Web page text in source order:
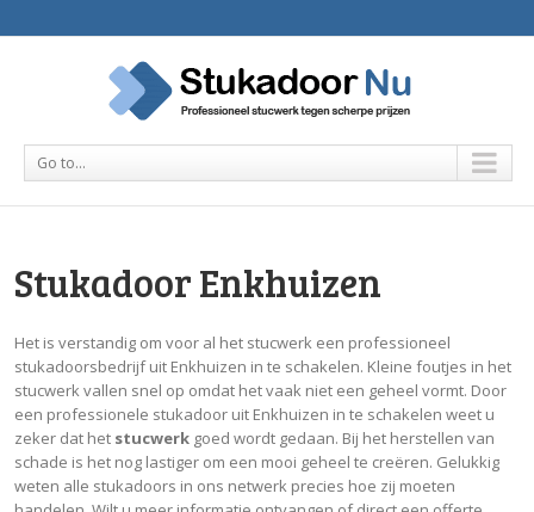
Go to...
Stukadoor Enkhuizen
Het is verstandig om voor al het stucwerk een professioneel
stukadoorsbedrijf uit Enkhuizen in te schakelen. Kleine foutjes in het
stucwerk vallen snel op omdat het vaak niet een geheel vormt. Door
een professionele stukadoor uit Enkhuizen in te schakelen weet u
zeker dat het stucwerk goed wordt gedaan. Bij het herstellen van
schade is het nog lastiger om een mooi geheel te creëren. Gelukkig
weten alle stukadoors in ons netwerk precies hoe zij moeten